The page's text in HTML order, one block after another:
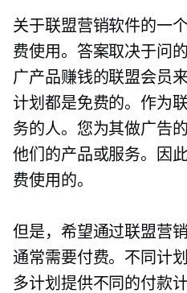
关于联盟营销软件的一
费使用。答案取决于问
广产品赚钱的联盟会员
计划都是免费的。作为
务的人。您为其做广告
他们的产品或服务。因
费使用的。
但是，希望通过联盟营
通常需要付费。不同计
多计划提供不同的付款